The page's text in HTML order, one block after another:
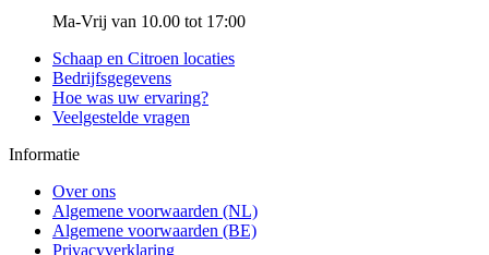
Ma-Vrij van 10.00 tot 17:00
Schaap en Citroen locaties
Bedrijfsgegevens
Hoe was uw ervaring?
Veelgestelde vragen
Informatie
Over ons
Algemene voorwaarden (NL)
Algemene voorwaarden (BE)
Privacyverklaring